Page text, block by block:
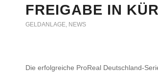
FREIGABE IN
GELDANLAGE NEWS
Die erfolgreiche ProReal Deutschland-